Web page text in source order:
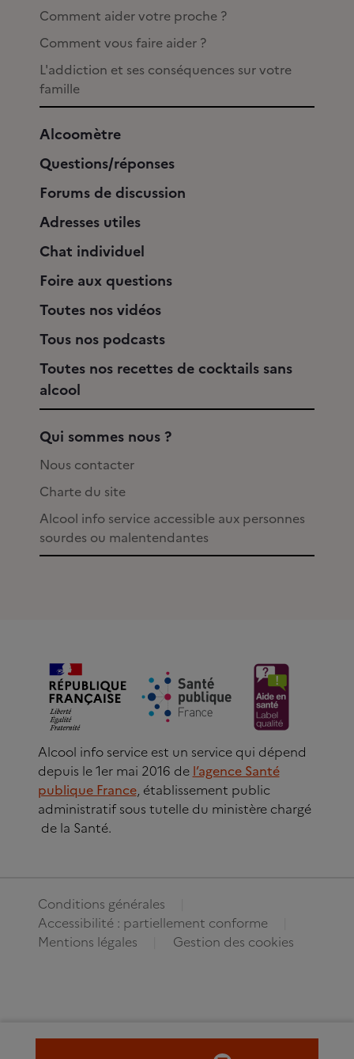
Comment aider votre proche ?
Comment vous faire aider ?
L'addiction et ses conséquences sur votre
famille
Alcoomètre
Questions/réponses
Forums de discussion
Adresses utiles
Chat individuel
Foire aux questions
Toutes nos vidéos
Tous nos podcasts
Toutes nos recettes de cocktails sans
alcool
Qui sommes nous ?
Nous contacter
Charte du site
Alcool info service accessible aux personnes
sourdes ou malentendantes
Alcool info service est un service qui dépend
depuis le 1er mai 2016 de l’agence Santé
publique France, établissement public
administratif sous tutelle du ministère chargé
de la Santé.
Conditions générales
Accessibilité : partiellement conforme
Mentions légales
Gestion des cookies